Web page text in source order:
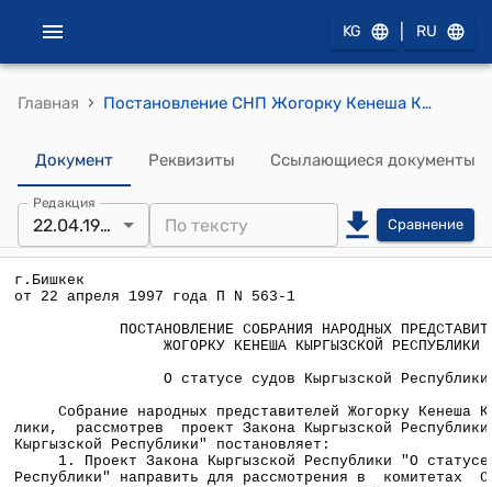
KG RU
Главная › Постановление СНП Жогорку Кенеша КР от 22 апреля 1997 года П №563-1 "О статусе судов Кыргызской Республики"
Документ Реквизиты Ссылающиеся документы
Редакция
22.04.1997 Сравнение